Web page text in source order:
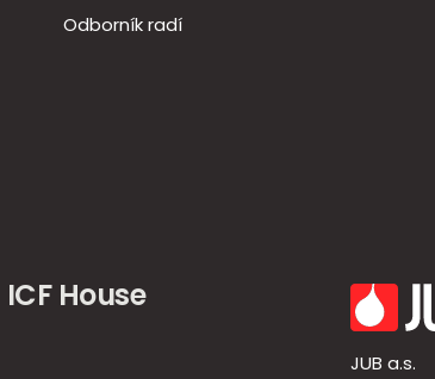
Odborník radí
ICF House
JUB a.s.